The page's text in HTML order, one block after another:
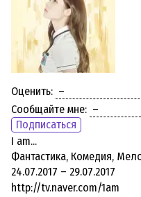
Оценить:
Сообщайте мне:
Подписаться
I am...
Фантастика, Комедия,
24.07.2017 – 29.07.2017
http://tv.naver.com/1am